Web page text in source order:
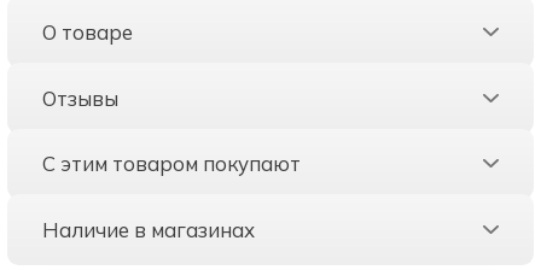
О товаре
Отзывы
С этим товаром покупают
Наличие в магазинах